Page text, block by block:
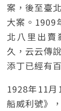
案，後至臺
大案。1909
北八里出賣
久，云云傳
添丁已經有
1928年11
船威利號》